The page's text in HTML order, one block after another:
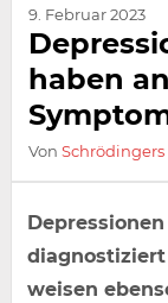
9. Februar 2023
haben
Von Schrödingers
diagnostiziert
weisen